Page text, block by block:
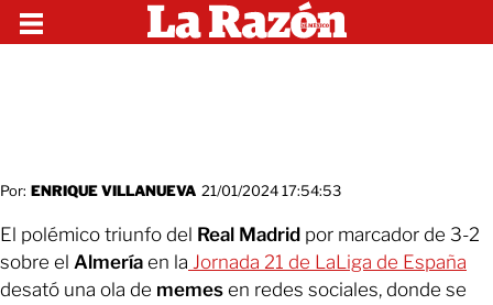
Por: ENRIQUE VILLANUEVA 21/01/2024 17:54:53
El polémico triunfo del Real Madrid por marcador de 3-2
sobre el Almería en la Jornada 21 de LaLiga de España
desató una ola de memes en redes sociales, donde se